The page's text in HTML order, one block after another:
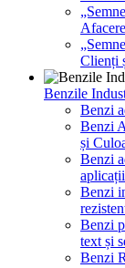
Clienți
Benzile
Benzi
Benzi
și
Benzi
Benzi
Benzi
text și
Benzi